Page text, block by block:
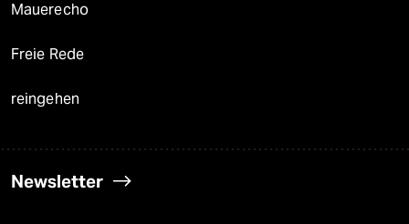
Mauerecho
Freie Rede
reingehen
Newsletter